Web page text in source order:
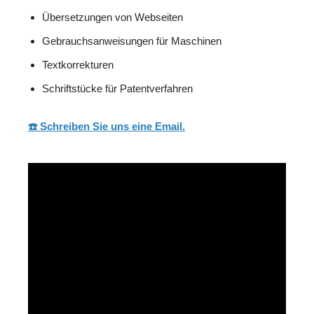
Übersetzungen von Webseiten
Gebrauchsanweisungen für Maschinen
Textkorrekturen
Schriftstücke für Patentverfahren
☎️ Schreiben Sie uns eine Email.